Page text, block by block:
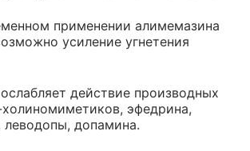
применении алимемазина
усиление угнетения
действие производных
эфедрина,
леводопы, допамина.